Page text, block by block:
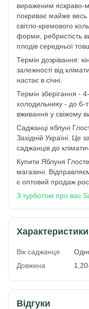
вираженим
покриває майже весь
світло-кремового
форми, ребристість
плодів середньої
Термін дозрівання:
залежності від
настає в січні.
Термін зберігання -
холодильнику - до 6-
вживання у свіжому
Саджанці яблуні
Західній Україні. Це
саджанців до
Купити Яблуня
магазині.
є оптовий продаж
З турботою про вас
Характеристики
Вік саджанця
Довжина
Відгуки